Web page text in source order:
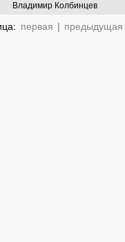
Владимир Колбинцев
первая | предыдущая